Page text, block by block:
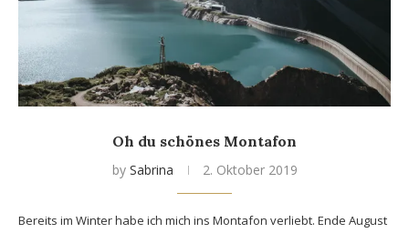
Oh du schönes Montafon
by Sabrina 2. Oktober 2019
Bereits im Winter habe ich mich ins Montafon verliebt. Ende August